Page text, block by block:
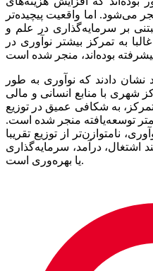
می‌شود. اما واقعیت پیچیده‌‌‌تر
بر سرمایه‌گذاری در علم و
به تمرکز بیشتر نوآوری در
خود نشان دادند که نوآوری به طور
شهری با منابع انسانی و مالی
به شکافی عمیق در توزیع
توسعه‌‌‌یافته منجر شده است.
نامتوازن‌‌‌تر از توزیع تقریبا
درآمد، سرمایه‌گذاری
یا بهره‌‌‌وری است.